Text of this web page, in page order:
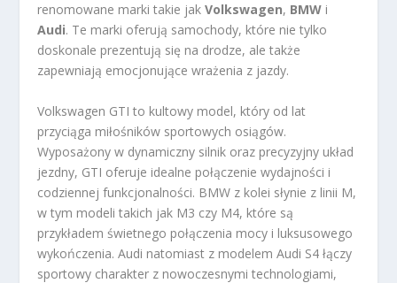
renomowane marki takie jakVolkswagen, BMW i
Audi. Te marki oferują samochody, które nie tylko
doskonale prezentują się na drodze, ale także
zapewniają emocjonujące wrażenia z jazdy.
Volkswagen GTI to kultowy model, który od lat
przyciąga miłośników sportowych osiągów.
Wyposażony w dynamiczny silnik oraz precyzyjny układ
jezdny, GTI oferuje idealne połączenie wydajności i
codziennej funkcjonalności. BMW z kolei słynie z linii M,
w tym modeli takich jak M3 czy M4, które są
przykładem świetnego połączenia mocy i luksusowego
wykończenia. Audi natomiast z modelem Audi S4 łączy
sportowy charakter z nowoczesnymi technologiami,